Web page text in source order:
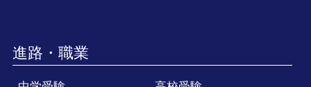
進路・職業